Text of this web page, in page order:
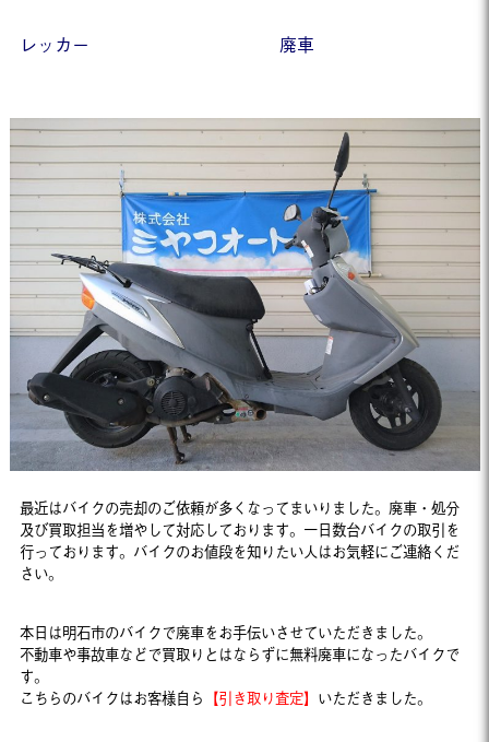
レッカー 廃車
最近はバイクの売却のご依頼が多くなってまいりました。廃車・処分
及び買取担当を増やして対応しております。一日数台バイクの取引を
行っております。バイクのお値段を知りたい人はお気軽にご連絡くだ
さい。
本日は明石市のバイクで廃車をお手伝いさせていただきました。
不動車や事故車などで買取りとはならずに無料廃車になったバイクで
す。
こちらのバイクはお客様自ら 【引き取り査定】 いただきました。